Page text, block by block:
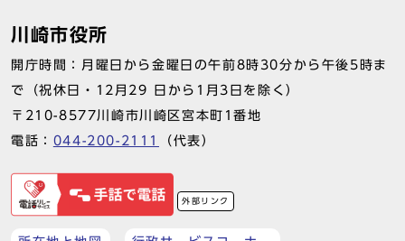
川崎市役所
開庁時間：月曜日から金曜日の午前8時30分から午後5時ま
で（祝休日・12月29 日から1月3日を除く）
〒210-8577川崎市川崎区宮本町1番地
電話： 044-200-2111 （代表）
外部リンク